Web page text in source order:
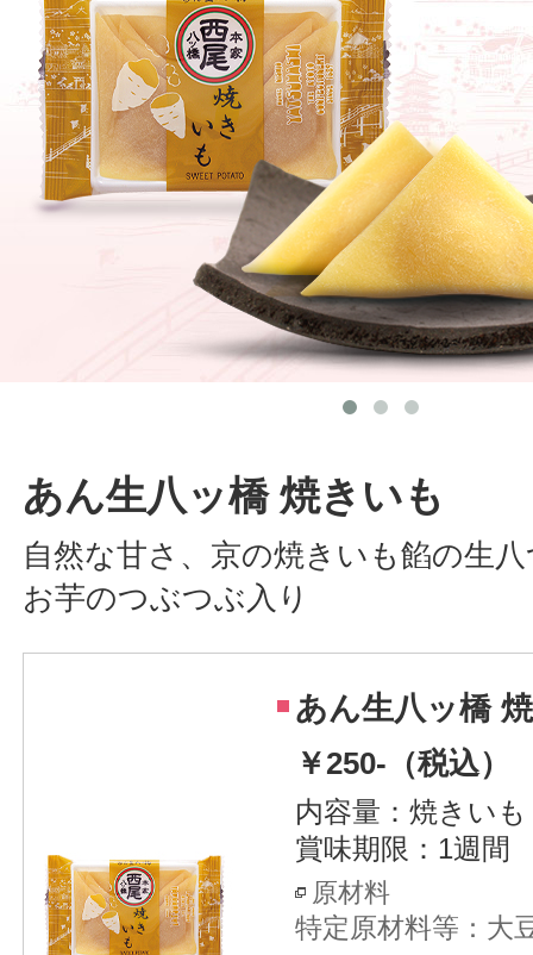
あん生八ッ橋 焼きいも
自然な甘さ、京の焼きいも餡の生
お芋のつぶつぶ入り
あん生八ッ橋
￥250-（税込）
内容量：焼きい
賞味期限：1週間
原材料
特定原材料等：大